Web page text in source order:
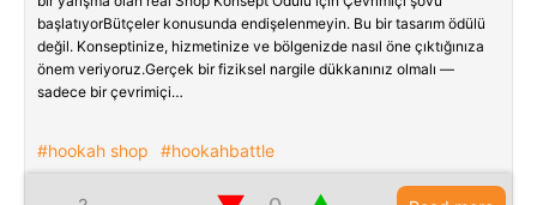
başlatıyorBütçeler konusunda endişelenmeyin. Bu bir tasarım ödülü
değil. Konseptinize, hizmetinize ve bölgenizde nasıl öne çıktığınıza
önem veriyoruz.Gerçek bir fiziksel nargile dükkanınız olmalı —
sadece bir çevrimiçi…
#hookah shop #hookahbattle